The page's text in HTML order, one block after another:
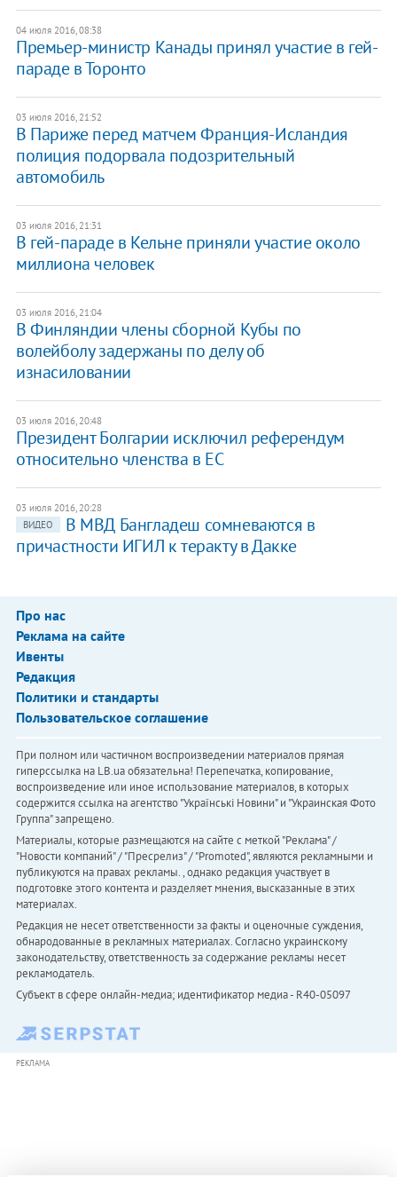
04 июля 2016, 08:38
Премьер-министр Канады принял участие в гей-
параде в Торонто
03 июля 2016, 21:52
В Париже перед матчем Франция-Исландия
полиция подорвала подозрительный
автомобиль
03 июля 2016, 21:31
В гей-параде в Кельне приняли участие около
миллиона человек
03 июля 2016, 21:04
В Финляндии члены сборной Кубы по
волейболу задержаны по делу об
изнасиловании
03 июля 2016, 20:48
Президент Болгарии исключил референдум
относительно членства в ЕС
03 июля 2016, 20:28
ВИДЕО
В МВД Бангладеш сомневаются в
причастности ИГИЛ к теракту в Дакке
Про нас
Реклама на сайте
Ивенты
Редакция
Политики и стандарты
Пользовательское соглашение
При полном или частичном воспроизведении материалов прямая
гиперссылка на LB.ua обязательна! Перепечатка, копирование,
воспроизведение или иное использование материалов, в которых
содержится ссылка на агентство "Українськi Новини" и "Украинская Фото
Группа" запрещено.
Материалы, которые размещаются на сайте с меткой "Реклама" /
"Новости компаний" / "Пресрелиз" / "Promoted", являются рекламными и
публикуются на правах рекламы. , однако редакция участвует в
подготовке этого контента и разделяет мнения, высказанные в этих
материалах.
Редакция не несет ответственности за факты и оценочные суждения,
обнародованные в рекламных материалах. Согласно украинскому
законодательству, ответственность за содержание рекламы несет
рекламодатель.
Субъект в сфере онлайн-медиа; идентификатор медиа - R40-05097
РЕКЛАМА